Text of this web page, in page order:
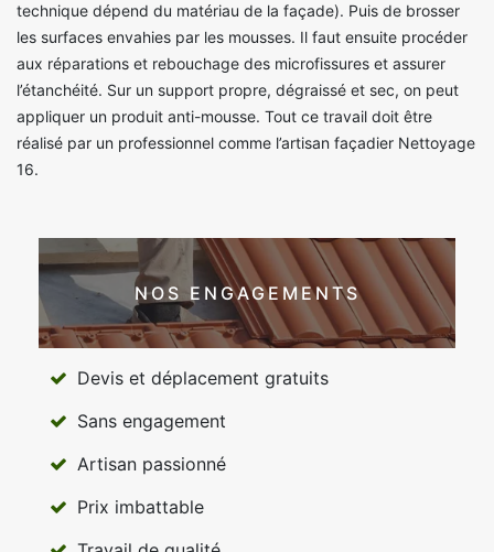
technique dépend du matériau de la façade). Puis de brosser
les surfaces envahies par les mousses. Il faut ensuite procéder
aux réparations et rebouchage des microfissures et assurer
l’étanchéité. Sur un support propre, dégraissé et sec, on peut
appliquer un produit anti-mousse. Tout ce travail doit être
réalisé par un professionnel comme l’artisan façadier Nettoyage
16.
NOS ENGAGEMENTS
Devis et déplacement gratuits
Sans engagement
Artisan passionné
Prix imbattable